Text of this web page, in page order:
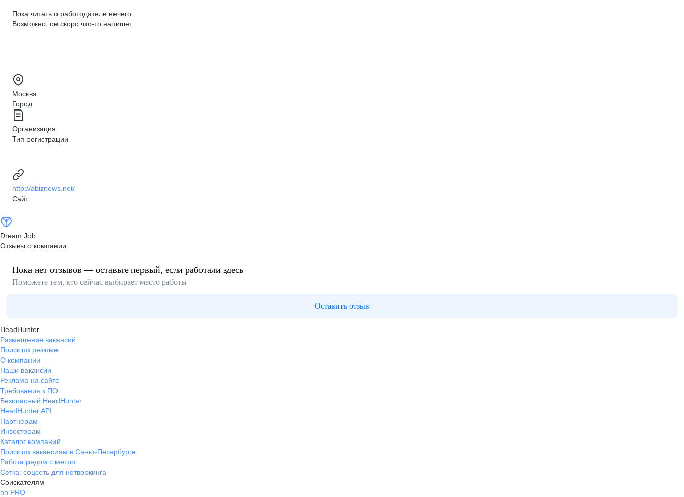
Пока читать о работодателе нечего
Возможно, он скоро что‑то напишет
Москва
Город
Организация
Тип регистрации
http://abiznews.net/
Сайт
Dream Job
Отзывы о компании
Пока нет отзывов — оставьте первый, если работали здесь
Поможете тем, кто сейчас выбирает место работы
Оставить отзыв
HeadHunter
Размещение вакансий
Поиск по резюме
О компании
Наши вакансии
Реклама на сайте
Требования к ПО
Безопасный HeadHunter
HeadHunter API
Партнерам
Инвесторам
Каталог компаний
Поиск по вакансиям в Санкт-Петербурге
Работа рядом с метро
Сетка: соцсеть для нетворкинга
Соискателям
hh PRO